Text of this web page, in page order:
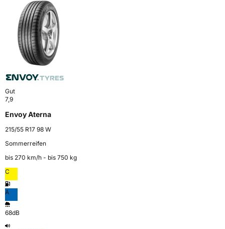
Gut
7,9
Envoy Aterna
215/55 R17 98 W
Sommerreifen
bis 270 km⁠/⁠h - bis 750 kg
C
A
68dB